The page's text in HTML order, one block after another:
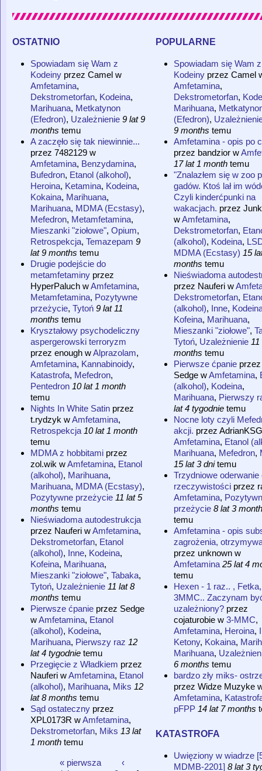
ostatnio
Spowiadam się Wam z
Kodeiny przez Camel w
Amfetamina,
Dekstrometorfan, Kodeina,
Marihuana, Metkatynon
(Efedron), Uzależnienie 9 lat 9
months temu
A zaczęło się tak niewinnie...
przez 7482129 w
Amfetamina, Benzydamina,
Bufedron, Etanol (alkohol),
Heroina, Ketamina, Kodeina,
Kokaina, Marihuana,
Marihuana, MDMA (Ecstasy),
Mefedron, Metamfetamina,
Mieszanki "ziołowe", Opium,
Retrospekcja, Temazepam 9
lat 9 months temu
Drugie podejście do
metamfetaminy przez
HyperPaluch wAmfetamina,
Metamfetamina, Pozytywne
przeżycie, Tytoń 9 lat 11
months temu
Kryształowy psychodeliczny
aspergerowski terroryzm
przez enough wAlprazolam,
Amfetamina, Kannabinoidy,
Katastrofa, Mefedron,
Pentedron 10 lat 1 month
temu
Nights In White Satin przez
t.rydzyk wAmfetamina,
Retrospekcja 10 lat 1 month
temu
MDMA z hobbitami przez
zol.wik wAmfetamina, Etanol
(alkohol), Marihuana,
Marihuana, MDMA (Ecstasy),
Pozytywne przeżycie 11 lat 5
months temu
Nieświadoma autodestrukcja
przez Nauferi wAmfetamina,
Dekstrometorfan, Etanol
(alkohol), Inne, Kodeina,
Kofeina, Marihuana,
Mieszanki "ziołowe", Tabaka,
Tytoń, Uzależnienie 11 lat 8
months temu
Pierwsze ćpanie przez Sedge
wAmfetamina, Etanol
(alkohol), Kodeina,
Marihuana, Pierwszy raz 12
lat 4 tygodnietemu
Przegięcie z Władkiem przez
Nauferi wAmfetamina, Etanol
(alkohol), Marihuana, Miks 12
lat 8 months temu
Sąd ostateczny przez
XPL0173R wAmfetamina,
Dekstrometorfan, Miks 13 lat
1 monthtemu
« pierwsza
‹
popularne
Spowiadam się Wam z
Kodeiny przez Camel
Amfetamina,
Dekstrometorfan,
Marihuana,
(Efedron),
9 months temu
Amfetamina - opis po
przez bandzior w
17 lat 1 monthtemu
"Znalazłem się w zoo
gadów. Ktoś lał im
Czyli kinderćpunki na
wakacjach. przez
wAmfetamina,
Dekstrometorfan,
(alkohol), Kodeina,
MDMA (Ecstasy) 15
months temu
Nieświadoma
przez Nauferi w
Dekstrometorfan,
(alkohol), Inne,
Kofeina, Marihuana,
Mieszanki "ziołowe",
Tytoń, Uzależnienie 11
months temu
Pierwsze ćpanie przez
Sedge wAmfetamina,
(alkohol), Kodeina,
Marihuana, Pierwszy
lat 4 tygodnietemu
Nocne loty czyli
akcji. przez AdrianKSG
Amfetamina, Etanol
Marihuana, Mefedron,
15 lat 3 dnitemu
Trzydniowe oderwanie
rzeczywistości przez
Amfetamina,
przeżycie 8 lat 3
temu
Amfetamina - opis
zagrożenia,
przez unknown w
Amfetamina 25 lat 4
temu
Hexen - 1 raz.. , Fetka,
3MMC.. Zaczynam
uzależniony? przez
cojaturobie w 3-MMC,
Amfetamina, Heroina,
Ketony, Kokaina,
Marihuana,
6 months temu
bardzo zły miks-
przez Widze Muzyke
Amfetamina,
pFPP 14 lat 7 months
katastrofa
Uwięziony w wiadrze
MDMB-2201] 8 lat 3